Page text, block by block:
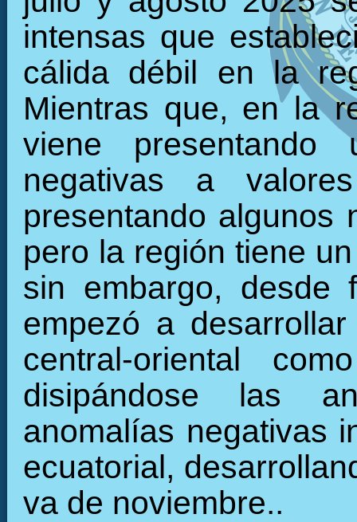
intensas que
cálida débil en la
Mientras que, en la
viene
negativas a
presentando algunos
pero la región tiene
sin embargo,
empezó a
central-oriental
disipándose las
anomalías negativas
ecuatorial,
va de noviembre..